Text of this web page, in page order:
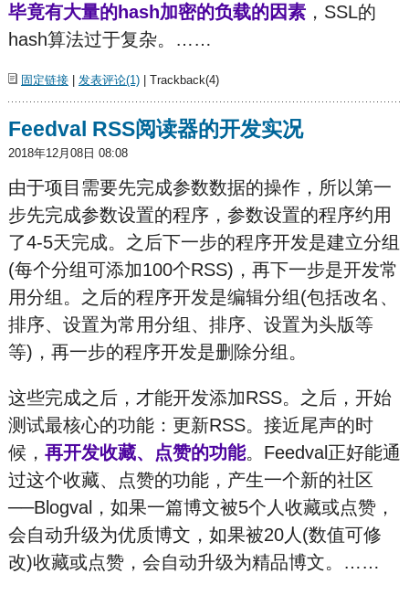
毕竟有大量的hash加密的负载的因素，SSL的
hash算法过于复杂。……
固定链接| 发表评论(1)| Trackback(4)
Feedval RSS阅读器的开发实况
2018年12月08日 08:08
由于项目需要先完成参数数据的操作，所以第一
步先完成参数设置的程序，参数设置的程序约用
了4-5天完成。之后下一步的程序开发是建立分组
(每个分组可添加100个RSS)，再下一步是开发常
用分组。之后的程序开发是编辑分组(包括改名、
排序、设置为常用分组、排序、设置为头版等
等)，再一步的程序开发是删除分组。
这些完成之后，才能开发添加RSS。之后，开始
测试最核心的功能：更新RSS。接近尾声的时
候， 再开发收藏、点赞的功能。Feedval正好能通
过这个收藏、点赞的功能，产生一个新的社区
──Blogval，如果一篇博文被5个人收藏或点赞，
会自动升级为优质博文，如果被20人(数值可修
改)收藏或点赞，会自动升级为精品博文。……